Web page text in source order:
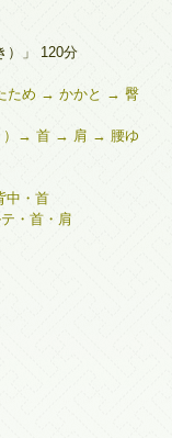
」 120分
ため → かかと → 臀
）→ 首 → 肩 → 腰ゆ
・首
・首・肩